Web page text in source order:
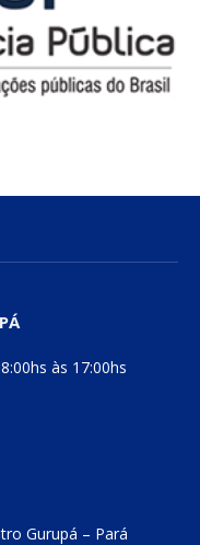
às 17:00hs
Gurupá – Pará